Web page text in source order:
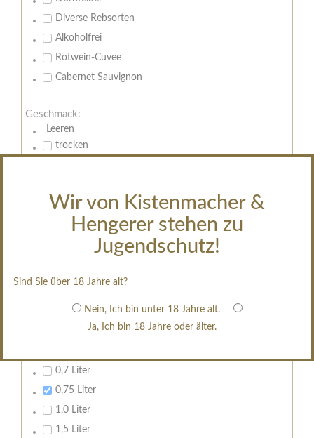
Wir von Kistenmacher &
Hengerer stehen zu
Jugendschutz!
Sind Sie über 18 Jahre alt?
Nein, Ich bin unter 18 Jahre alt.
Ja, Ich bin 18 Jahre oder älter.
Diverse Rebsorten
Alkoholfrei
Rotwein-Cuvee
Cabernet Sauvignon
Geschmack:
Leeren
trocken
restsüß
edelsüß
im Holzfass gereift
erfrischend, nicht zu süß
0,7 Liter
0,75 Liter
1,0 Liter
1,5 Liter